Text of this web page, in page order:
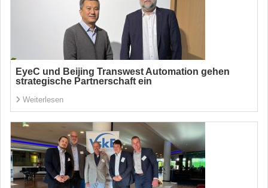
EyeC und Beijing Transwest Automation gehen
strategische Partnerschaft ein
Weiterlesen